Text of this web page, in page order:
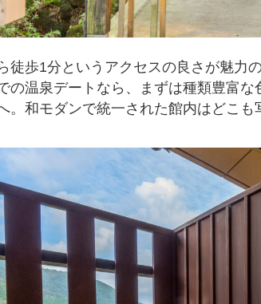
歩1分というアクセスの良さが魅力
の温泉デートなら、まずは種類豊富
。和モダンで統一された館内はどこも